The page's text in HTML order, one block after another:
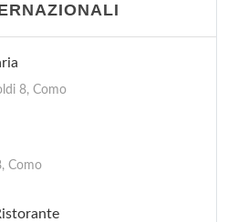
8, Como
Como